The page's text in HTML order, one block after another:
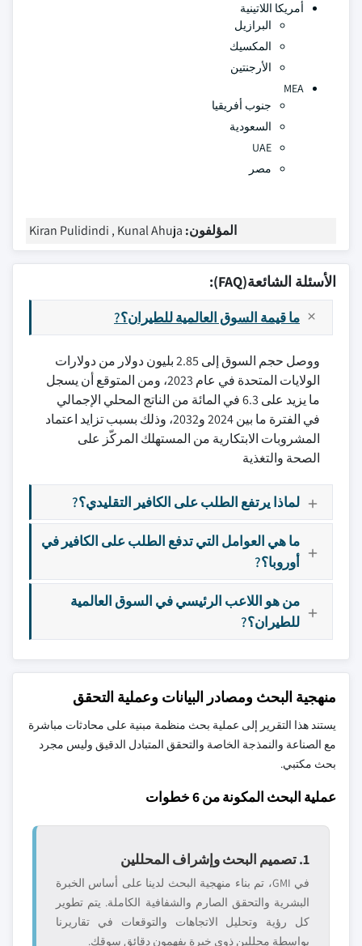
أمريكا اللاتينية
البرازيل
المكسيك
الأرجنتين
MEA
جنوب أفريقيا
السعودية
UAE
مصر
المؤلفون: Kiran Pulidindi , Kunal Ahuja
الأسئلة الشائعة(FAQ):
ما قيمة السوق العالمية للطيران؟?
ووصل حجم السوق إلى 2.85 بليون دولار من دولارات
الولايات المتحدة في عام 2023، ومن المتوقع أن يسجل
ما يزيد على 6.3 في المائة من الناتج المحلي الإجمالي
في الفترة ما بين 2024 و2032، وذلك بسبب تزايد اعتماد
المشروبات الابتكارية من المستهلك المركّز على
الصحة والتغذية
لماذا يرتفع الطلب على الكافير التقليدي؟?
ما هي العوامل التي تدفع الطلب على الكافير في
أوروبا؟?
من هو اللاعب الرئيسي في السوق العالمية
للطيران؟?
منهجية البحث ومصادر البيانات وعملية التحقق
يستند هذا التقرير إلى عملية بحث منظمة مبنية على محادثات مباشرة
مع الصناعة والنمذجة الخاصة والتحقق المتبادل الدقيق وليس مجرد
بحث مكتبي.
عملية البحث المكونة من 6 خطوات
1. تصميم البحث وإشراف المحللين
في GMI، تم بناء منهجية البحث لدينا على أساس الخبرة
البشرية والتحقق الصارم والشفافية الكاملة. يتم تطوير
كل رؤية وتحليل الاتجاهات والتوقعات في تقاريرنا
بواسطة محللين ذوي خبرة يفهمون دقائق سوقك.